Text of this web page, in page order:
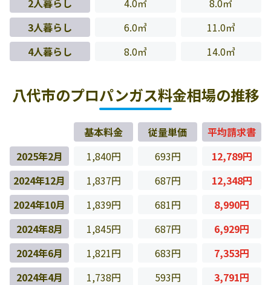
2人暮らし
4.0㎥
8.0㎥
3人暮らし
6.0㎥
11.0㎥
4人暮らし
8.0㎥ 14.0㎥
八代市のプロパンガス料金相場の推移
基本料金 従量単価
平均請求書
2025年2月
1,840円 693円
12,789円
2024年12月
1,837円 687円
12,348円
2024年10月
1,839円 681円
8,990円
2024年8月
1,845円 687円
6,929円
2024年6月
1,821円 683円
7,353円
2024年4月
1,738円 593円
3,791円